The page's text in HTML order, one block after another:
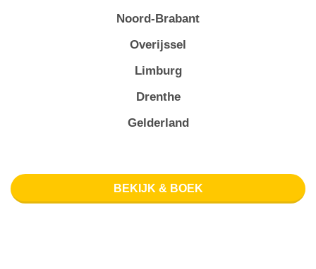
Noord-Brabant
Overijssel
Limburg
Drenthe
Gelderland
BEKIJK & BOEK